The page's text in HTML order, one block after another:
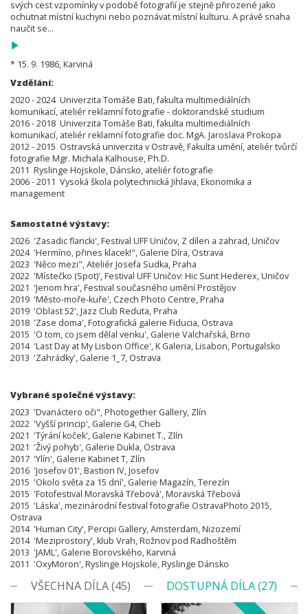
svých cest vzpomínky v podobě fotografií je stejně přirozené jako
ochutnat místní kuchyni nebo poznávat místní kulturu. A právě snaha
naučit se...
* 15. 9. 1986, Karviná
Vzdělání:
2020 - 2024 Univerzita Tomáše Bati, fakulta multimediálních
komunikací, ateliér reklamní fotografie - doktorandské studium
2016 - 2018 Univerzita Tomáše Bati, fakulta multimediálních
komunikací, ateliér reklamní fotografie doc. MgA. Jaroslava Prokopa
2012 - 2015 Ostravská univerzita v Ostravě, Fakulta umění, ateliér tvůrčí
fotografie Mgr. Michala Kalhouse, Ph.D.
2011 Ryslinge Hojskole, Dánsko, ateliér fotografie
2006 - 2011 Vysoká škola polytechnická Jihlava, Ekonomika a
management
Samostatné výstavy:
2026 'Zasadic flancki', Festival UFF Uničov, Z dílen a zahrad, Uničov
2024 'Hermíno, přines klacek!", Galerie Díra, Ostrava
2023 'Něco mezi", Ateliér Josefa Sudka, Praha
2022 'Místečko (Spot)', Festival UFF Uničov: Hic Sunt Hederex, Uničov
2021 'Jenom hra', Festival současného umění Prostějov
2019 'Město-moře-kuře', Czech Photo Centre, Praha
2019 'Oblast 52', Jazz Club Reduta, Praha
2018 'Zase doma', Fotografická galerie Fiducia, Ostrava
2015 'O tom, co jsem dělal venku', Galerie Valchařská, Brno
2014 'Last Day at My Lisbon Office', K Galeria, Lisabon, Portugalsko
2013 'Zahrádky', Galerie 1_7, Ostrava
Vybrané společné výstavy:
2023 'Dvanáctero oči", Photogether Gallery, Zlín
2022 'Vyšší princip', Galerie G4, Cheb
2021 'Týrání koček', Galerie Kabinet T., Zlín
2021 'Živý pohyb', Galerie Dukla, Ostrava
2017 'Ylín', Galerie Kabinet T, Zlín
2016 'Josefov 01', Bastion IV, Josefov
2015 'Okolo světa za 15 dní', Galerie Magazín, Terezín
2015 'Fotofestival Moravská Třebová', Moravská Třebová
2015 'Láska', mezinárodní festival fotografie OstravaPhoto 2015,
Ostrava
2014 'Human City', Percipi Gallery, Amsterdam, Nizozemí
2014 'Meziprostory', klub Vrah, Rožnov pod Radhoštěm
2013 'JAML', Galerie Borovského, Karviná
2011 'OxyMoron', Ryslinge Hojskole, Ryslinge Dánsko
VŠECHNA DÍLA (45) DOSTUPNÁ DÍLA (27)